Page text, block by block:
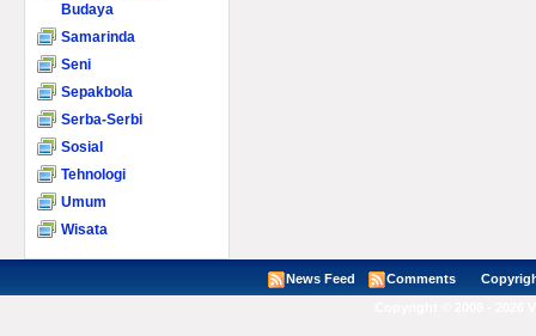
Budaya
Samarinda
Seni
Sepakbola
Serba-Serbi
Sosial
Tehnologi
Umum
Wisata
News Feed Comments Copyright